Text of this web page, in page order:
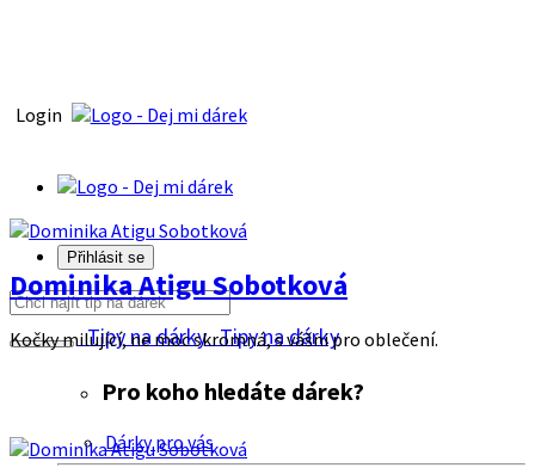
Login
Přihlásit se
Tipy na dárkyTipy na dárky
Pro koho hledáte dárek?
Dárky pro vás
Dominika Atigu Sobotková
Kočky milující, ne moc skromná, s vášni pro oblečení.